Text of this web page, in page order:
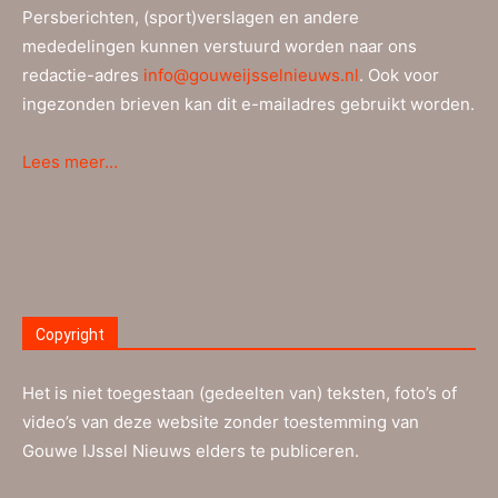
Persberichten, (sport)verslagen en andere
mededelingen kunnen verstuurd worden naar ons
redactie-adres info@gouweijsselnieuws.nl. Ook voor
ingezonden brieven kan dit e-mailadres gebruikt worden.
Lees meer…
Copyright
Het is niet toegestaan (gedeelten van) teksten, foto’s of
video’s van deze website zonder toestemming van
Gouwe IJssel Nieuws elders te publiceren.